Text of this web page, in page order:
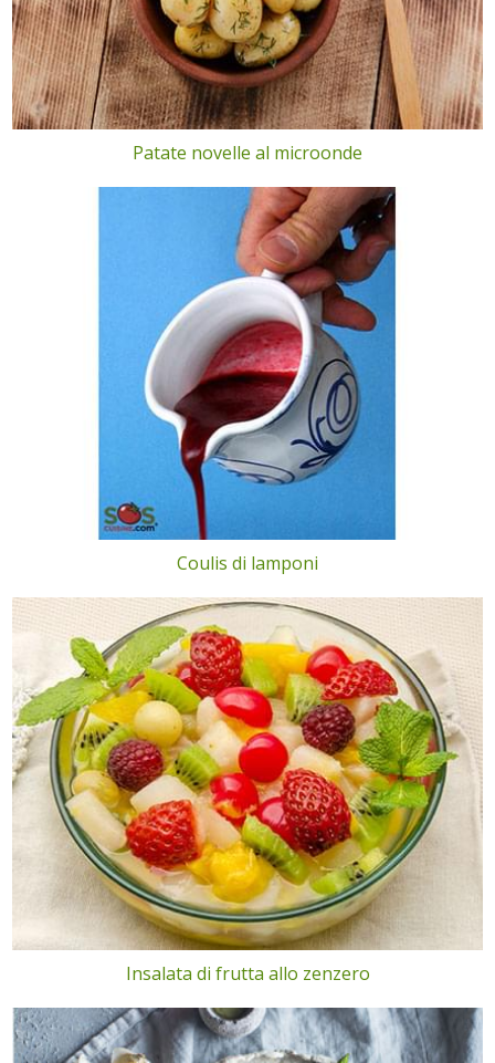
Patate novelle al microonde
Coulis di lamponi
Insalata di frutta allo zenzero